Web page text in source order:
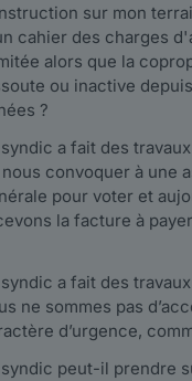
sur mon
cahier des charges
alors que la
ou inactive
?
a fait des
convoquer à une
pour voter et
la facture à
a fait des
ne sommes pas
d’urgence,
syndic peut-il prendre